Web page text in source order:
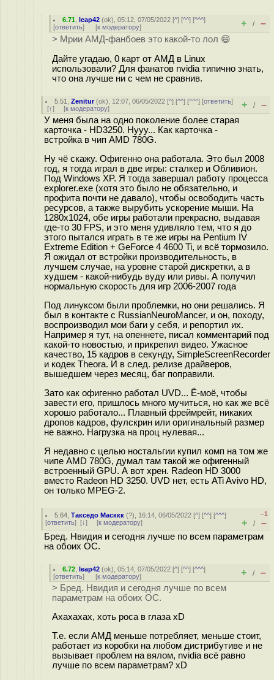
6.71 ,leap42 (ok), 05:12, 07/05/2022 [^] [^^] [^^^]
[ответить] [к модератору] + / –
> Мрии АМД-фанбоев это какой-то лол 😄
Дайте угадаю, 0 карт от АМД в Linux
использовали? Для фанатов nvidia типично знать,
что она лучше ни с чем не сравнив.
5.51 ,Zenitur(ok), 12:07, 06/05/2022 [^] [^^] [^^^] [ответить]
[↑] [к модератору] + / –
У меня была на одно поколение более старая
карточка - HD3250. Нууу... Как карточка -
встройка в чип AMD 780G.
Ну чё скажу. Офигенно она работала. Это был 2008
год, я тогда играл в две игры: сталкер и Обливион.
Под Windows XP. Я тогда завершал работу процесса
explorer.exe (хотя это было не обязательно, и
профита почти не давало), чтобы освободить часть
ресурсов, а также вырубить ускорение мыши. На
1280x1024, обе игры работали прекрасно, выдавая
где-то 30 FPS, и это меня удивляло тем, что я до
этого пытался играть в те же игры на Pentium IV
Extreme Edition + GeForce 4 4600 Ti, и всё тормозило.
Я ожидал от встройки производительность, в
лучшем случае, на уровне старой дискретки, а в
худшем - какой-нибудь вуду или ривы. А получил
нормальную скорость для игр 2006-2007 года
Под линуксом были проблемки, но они решались. Я
был в контакте с RussianNeuroMancer, и он, походу,
воспроизводил мои баги у себя, и репортил их.
Например я тут, на опеннете, писал комментарий под
какой-то новостью, и прикрепил видео. Ужасное
качество, 15 кадров в секунду, SimpleScreenRecorder
и кодек Theora. И в след. релизе драйверов,
вышедшем через месяц, баг поправили.
Зато как офигенно работал UVD... Ё-моё, чтобы
завести его, пришлось много мучиться, но как же всё
хорошо работало... Плавный фреймрейт, никаких
дропов кадров, фулскрин или оригинальный размер
не важно. Нагрузка на проц нулевая...
Я недавно с целью ностальгии купил комп на том же
чипе AMD 780G, думал там такой же офигенный
встроенный GPU. А вот хрен. Radeon HD 3000
вместо Radeon HD 3250. UVD нет, есть ATi Avivo HD,
он только MPEG-2.
5.64 ,Такседо Масккк (?), 16:14, 06/05/2022 [^] [^^] [^^^]
[ответить] [↓] [к модератору]
–1
+ / –
Бред. Нвидия и сегодня лучше по всем параметрам
на обоих ОС.
6.72 ,leap42 (ok), 05:14, 07/05/2022 [^] [^^] [^^^]
[ответить] [к модератору] + / –
> Бред. Нвидия и сегодня лучше по всем
параметрам на обоих ОС.
Ахахахах, хоть роса в глаза xD
Т.е. если АМД меньше потребляет, меньше стоит,
работает из коробки на любом дистрибутиве и не
вызывает проблем на вялом, nvidia всё равно
лучше по всем параметрам? xD